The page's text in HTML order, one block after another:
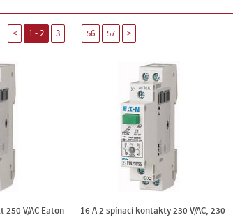
< 1 - 2 3 ..... 56 57 >
250 V/AC Eaton
16 A 2 spínací kontakty 230 V/AC, 230